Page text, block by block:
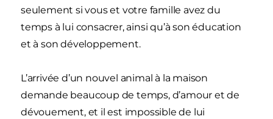
seulement si vous et votre famille avez du
temps à lui consacrer, ainsi qu’à son éducation
et à son développement.
L’arrivée d’un nouvel animal à la maison
demande beaucoup de temps, d’amour et de
dévouement, et il est impossible de lui